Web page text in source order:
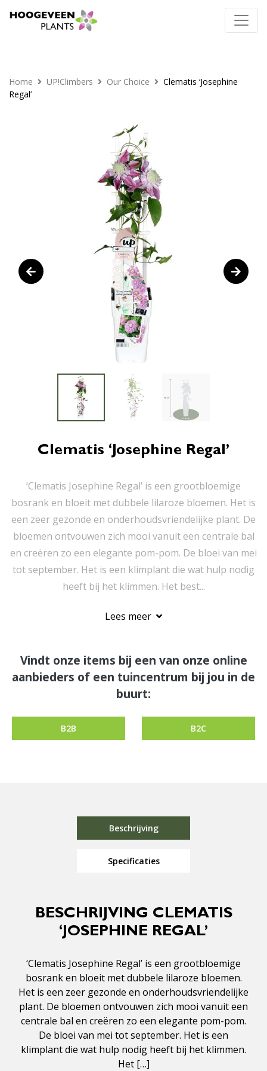
Home UP!Climbers Our Choice
Clematis ‘Josephine
Regal’
Clematis ‘Josephine Regal’
‘Clematis Josephine Regal’ is een grootbloemige
bosrank en bloeit met dubbele lilaroze bloemen. Het is
een zeer gezonde en onderhoudsvriendelijke plant. De
bloemen ontvouwen zich mooi vanuit een centrale bal
en creëren zo een elegante pom-pom. De bloei van mei
tot september. Het is een klimplant die wat hulp nodig
heeft bij het klimmen. Het best...
Lees meer
Vindt onze items bij een van onze online
aanbieders of een tuincentrum bij jou in de
buurt:
B2B B2C
Beschrijving
Specificaties
BESCHRIJVING CLEMATIS
‘JOSEPHINE REGAL’
‘Clematis Josephine Regal’ is een grootbloemige
bosrank en bloeit met dubbele lilaroze bloemen.
Het is een zeer gezonde en onderhoudsvriendelijke
plant. De bloemen ontvouwen zich mooi vanuit een
centrale bal en creëren zo een elegante pom-pom.
De bloei van mei tot september. Het is een
klimplant die wat hulp nodig heeft bij het klimmen.
Het […]